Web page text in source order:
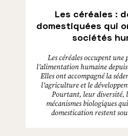
Les céréales :
domestiquées qui
sociétés
Les céréales occupent une
l’alimentation humaine
Elles ont accompagné la
l’agriculture et le
Pourtant, leur diversité,
mécanismes biologiques
domestication restent